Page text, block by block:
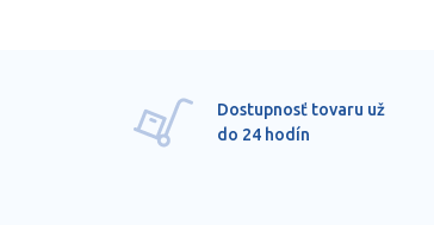
Dostupnosť tovaru už
do 24 hodín